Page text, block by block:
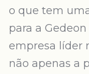
o que tem
para a
empresa líder
não apenas a